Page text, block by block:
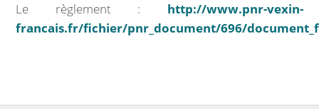
Catalogue de la bibliothèque
Le règlement : http://www.pnr-vexin-
francais.fr/fichier/pnr_document/696/